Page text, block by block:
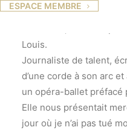
ESPACE MEMBRE
Pour la
Louis.
Journaliste de talent,
d’une corde à son arc
un opéra-ballet préfacé
Elle nous présentait
jour où je n’ai pas tué